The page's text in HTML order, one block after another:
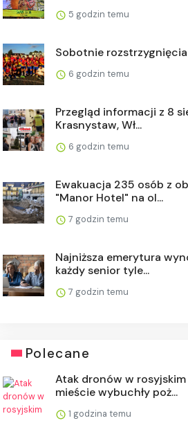
5 godzin temu
Sobotnie
6 godzin temu
Przegląd informacji z 8
Krasnystaw, Wł...
6 godzin temu
Ewakuacja 235 osób z
"Manor Hotel" na ol...
7 godzin temu
Najniższa emerytura
każdy senior tyle...
7 godzin temu
Polecane
Atak dronów w rosyjskim
mieście wybuchły poż...
1 godzina temu